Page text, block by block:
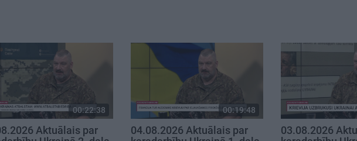
00:22:38
Aktuālais par
00:19:48
04.08.2026 Aktuālais par
03.08.2026